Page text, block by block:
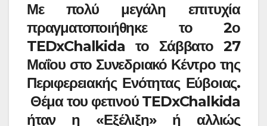
Με πολύ μεγάλη επιτυχία
πραγματοποιήθηκε το 2ο
TEDxChalkida το Σάββατο 27
Μαΐου στο Συνεδριακό Κέντρο της
Περιφερειακής Ενότητας Εύβοιας.
Θέμα του φετινού TEDxChalkida
ήταν η «Εξέλιξη» ή αλλιώς